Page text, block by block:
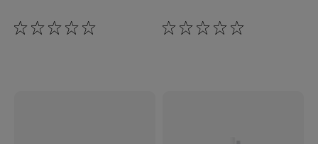
0/5 0/5